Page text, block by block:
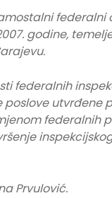
federalni
godine,
federalnih
utvrđene
federalnih
Prvulović.